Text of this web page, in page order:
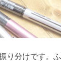
り分けです。ふ